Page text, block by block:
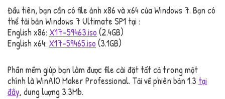
Đầu tiên, bạn cần có file ảnh x86 và x64 của Windows 7. Bạn có
thể tải bản Windows 7 Ultimate SP1 tại :
English x86: X17-59463.iso (2.4GB)
English x64: X17-59465.iso (3.1GB)
Phần mềm giúp bạn làm được file cài đặt tất cả trong một
chính là WinAIO Maker Professional. Tải về phiên bản 1.3 tại
đây, dung lượng 3.3Mb.